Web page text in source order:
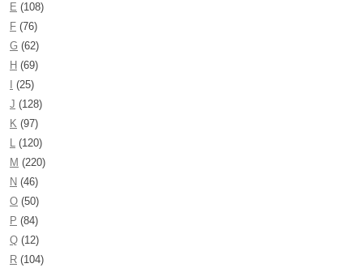
E (108)
F (76)
G (62)
H (69)
(25)
J (128)
K (97)
L (120)
M (220)
N (46)
O (50)
P (84)
Q (12)
R (104)